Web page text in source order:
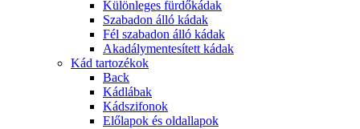
Különleges fürdőkádak
Szabadon álló kádak
Fél szabadon álló kádak
Akadálymentesített kádak
Kád tartozékok
Back
Kádlábak
Kádszifonok
Előlapok és oldallapok